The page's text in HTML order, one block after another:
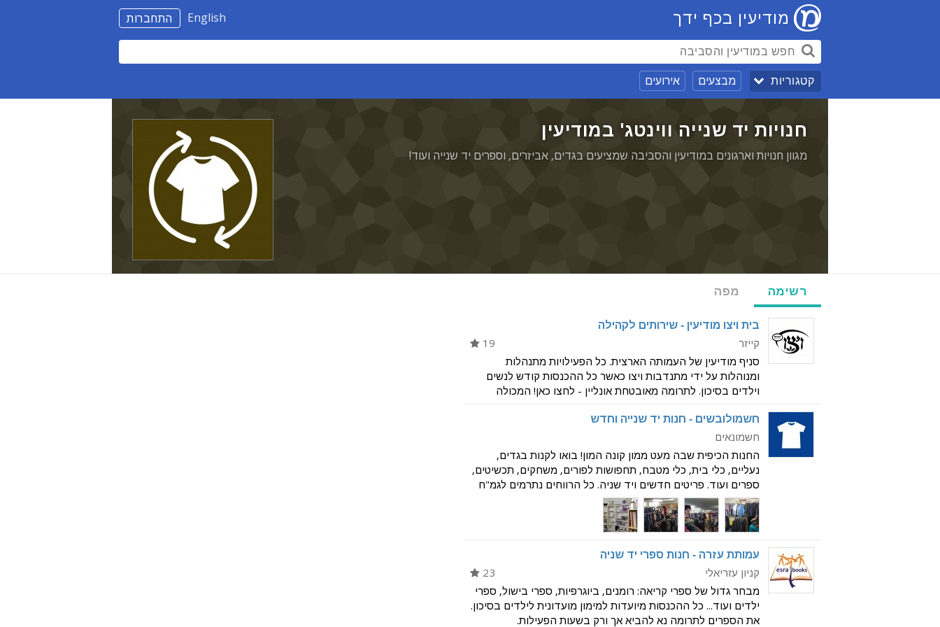
התחברות English מודיעין בכף ידך
קטגוריות מבצעים אירועים
חנויות יד שנייה ווינטג' במודיעין
מגוון חנויות וארגונים במודיעין והסביבה שמציעים בגדים, אביזרים, וספרים יד שנייה ועוד!
רשימה מפה
בית ויצו מודיעין - שירותים לקהילה
19
קייזר
סניף מודיעין של העמותה הארצית. כל הפעילויות מתנהלות
ומנוהלות על ידי מתנדבות ויצו כאשר כל ההכנסות קודש לנשים
וילדים בסיכון. לתרומה מאובטחת אונליין - לחצו כאן! המכולה
סגורה - אין להשאיר תרומות ברחוב או מחוץ לשעות הפעילות. ניתן
להביא תרומות דר
חשמולובשים - חנות יד שנייה וחדש
חשמונאים
החנות הכיפית שבה מעט ממון קונה המון! בואו לקנות בגדים,
נעליים, כלי בית, כלי מטבח, תחפושות לפורים, משחקים, תכשיטים,
ספרים ועוד. פריטים חדשים ויד שניה. כל הרווחים נתרמים לגמ"ח
המזון המנוהל ע"י שירה גילאור. בואו לבקר! מסירת בגדים / חפצים
באיכו
עמותת עזרה - חנות ספרי יד שניה
23
קניון עזריאלי
מבחר גדול של ספרי קריאה: רומנים, ביוגרפיות, ספרי בישול, ספרי
ילדים ועוד... כל ההכנסות מיועדות למימון מועדונית לילדים בסיכון.
את הספרים לתרומה נא להביא אך ורק בשעות הפעילות.